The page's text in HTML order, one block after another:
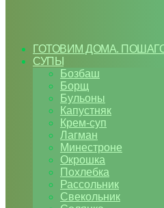
ГОТОВИМ ДОМА.
СУПЫ
Бозбаш
Борщ
Бульоны
Капустняк
Крем-суп
Лагман
Минестроне
Окрошка
Похлебка
Рассольник
Свекольник